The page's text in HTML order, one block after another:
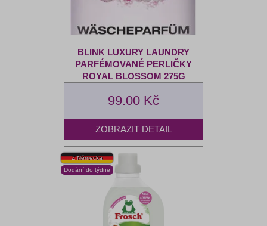
BLINK LUXURY LAUNDRY
PARFÉMOVANÉ PERLIČKY
ROYAL BLOSSOM 275G
99.00 Kč